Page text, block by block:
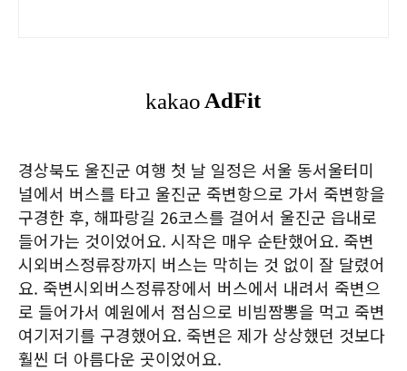
경상북도 울진군 여행 첫 날 일정은 서울 동서울터미
널에서 버스를 타고 울진군 죽변항으로 가서 죽변항을
구경한 후, 해파랑길 26코스를 걸어서 울진군 읍내로
들어가는 것이었어요. 시작은 매우 순탄했어요. 죽변
시외버스정류장까지 버스는 막히는 것 없이 잘 달렸어
요. 죽변시외버스정류장에서 버스에서 내려서 죽변으
로 들어가서 예원에서 점심으로 비빔짬뽕을 먹고 죽변
여기저기를 구경했어요. 죽변은 제가 상상했던 것보다
훨씬 더 아름다운 곳이었어요.